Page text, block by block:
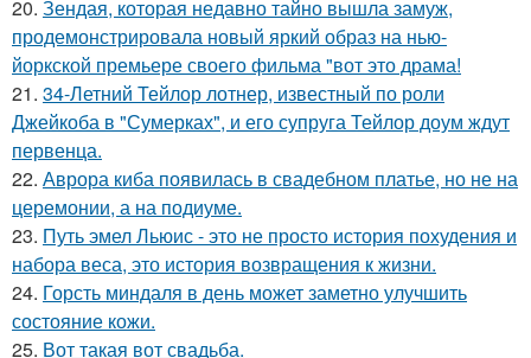
20. Зендая, которая недавно тайно вышла замуж,
продемонстрировала новый яркий образ на нью-
йоркской премьере своего фильма "вот это драма!
21. 34-Летний Тейлор лотнер, известный по роли
Джейкоба в "Сумерках", и его супруга Тейлор доум ждут
первенца.
22. Аврора киба появилась в свадебном платье, но не на
церемонии, а на подиуме.
23. Путь эмел Льюис - это не просто история похудения и
набора веса, это история возвращения к жизни.
24. Горсть миндаля в день может заметно улучшить
состояние кожи.
25. Вот такая вот свадьба.